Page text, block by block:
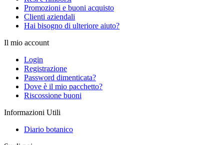
Promozioni e buoni acquisto
Clienti aziendali
Hai bisogno di ulteriore aiuto?
Il mio account
Login
Registrazione
Password dimenticata?
Dove è il mio pacchetto?
Riscossione buoni
Informazioni Utili
Diario botanico